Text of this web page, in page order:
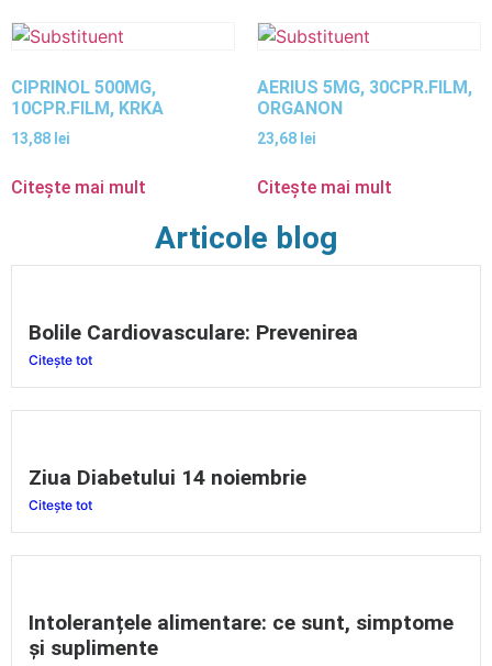
CIPRINOL 500MG,
10CPR.FILM, KRKA
13,88 lei
Citește mai mult
AERIUS 5MG, 30CPR.FILM,
ORGANON
23,68 lei
Citește mai mult
Articole blog
Bolile Cardiovasculare: Prevenirea
Citește tot
Ziua Diabetului 14 noiembrie
Citește tot
Intoleranțele alimentare: ce sunt, simptome
și suplimente